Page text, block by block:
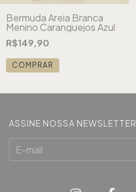
Bermuda Areia Branca
Menino Caranguejos Azul
R$149,90
COMPRAR
ASSINE NOSSA NEWSLETTER